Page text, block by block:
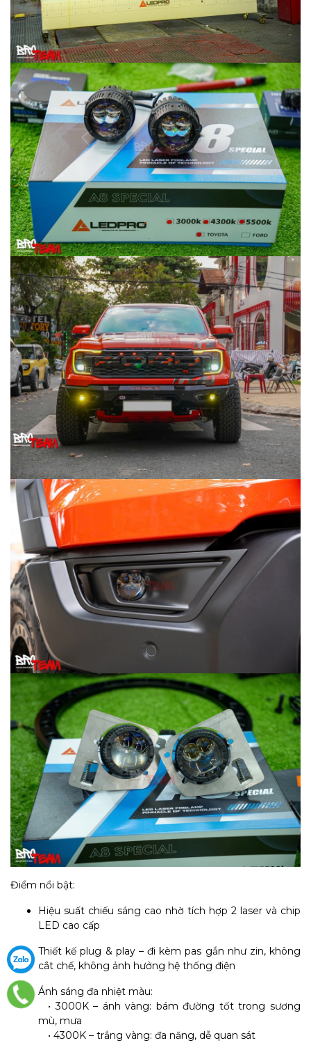
Điểm nổi bật:
Hiệu suất chiếu sáng cao nhờ tích hợp 2 laser và chip
LED cao cấp
Thiết kế plug & play – đi kèm pas gắn như zin, không
cắt chế, không ảnh hưởng hệ thống điện
Ánh sáng đa nhiệt màu:
• 3000K – ánh vàng: bám đường tốt trong sương
mù, mưa
• 4300K – trắng vàng: đa năng, dễ quan sát